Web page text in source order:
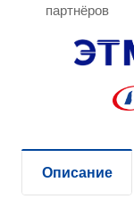
партнёров
Описание